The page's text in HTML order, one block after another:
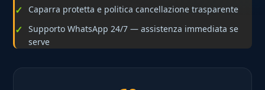
Caparra protetta e politica cancellazione trasparente
Supporto WhatsApp 24/7 — assistenza immediata se
serve